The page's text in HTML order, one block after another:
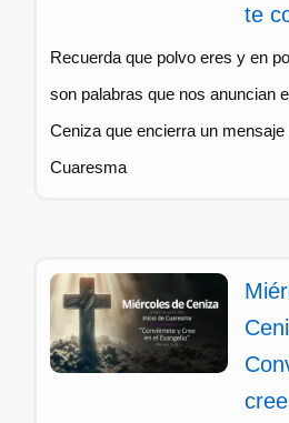
te
Recuerda que polvo eres y en
son palabras que nos anuncian
Ceniza que encierra un mensaje
Cuaresma